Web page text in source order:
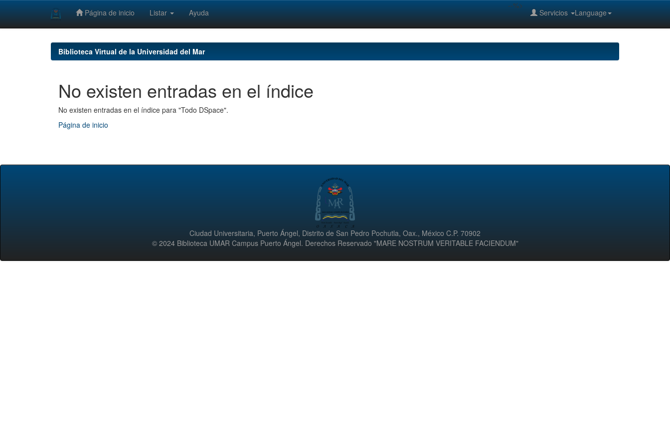
Página de inicio Listar Ayuda Language
Servicios
--%>
Biblioteca Virtual de la Universidad del Mar
No existen entradas en el índice
No existen entradas en el índice para "Todo DSpace".
Página de inicio
Ciudad Universitaria, Puerto Ángel, Distrito de San Pedro Pochutla, Oax., México C.P. 70902
© 2024 Biblioteca UMAR Campus Puerto Ángel. Derechos Reservado "MARE NOSTRUM VERITABLE FACIENDUM"